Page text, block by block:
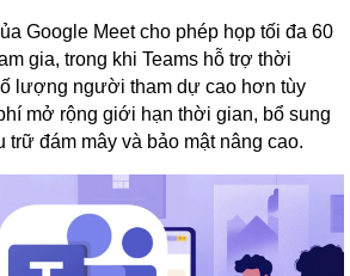
Google Meet cho phép họp tối đa 60
gia, trong khi Teams hỗ trợ thời
lượng người tham dự cao hơn tùy
mở rộng giới hạn thời gian, bổ sung
trữ đám mây và bảo mật nâng cao.